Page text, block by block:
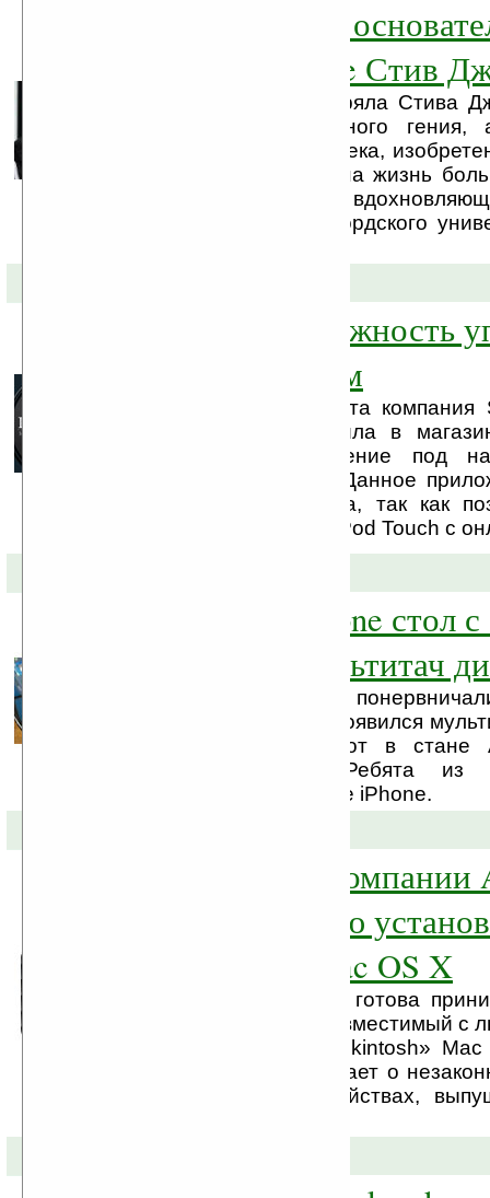
Ушёл из жизни
компании Apple Стив
Компания Apple потеряла Стива
провидца и креативного
замечательного человека,
или иначе повлияли на жизнь
Кто не слышал его
выпускниками Стэнфордского
iPad даст возможность
онлайн-покером
Не далее как 15 марта компания
International предложила в
свое новое приложение под
Controls для iPhone. Данное
всем фанатам покера, так как
iPhone™, iPad™ или iPod Touch с
«iTable» — iPhone стол
дюймовым мультитач
Фаны Apple немного
позавидовали, когда появился
Microsoft Table. И вот в стане
похожий продукт. Ребята из
изготовили стол в виде iPhone.
Таблет Haptic
с возможностью
«hackintosh» Mac OS X
Компания Axon Logic готова
свой таблет Haptic, совместимый с
в том числе и с «hackintosh»
компания предупреждает о
Mac OS X на устройствах,